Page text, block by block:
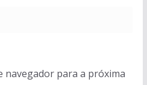
navegador para a próxima